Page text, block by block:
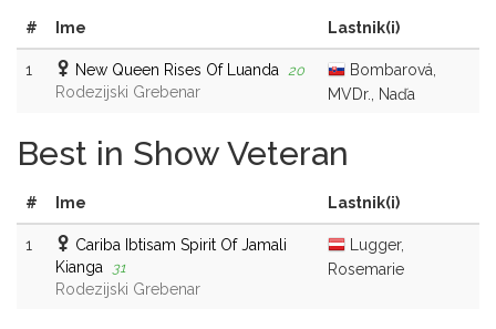
# Ime Lastnik(i)
1 New Queen Rises Of Luanda 20
Rodezijski Grebenar
Bombarová,
MVDr., Naďa
Best in Show Veteran
# Ime Lastnik(i)
1
Cariba Ibtisam Spirit Of Jamali
Kianga
31
Rodezijski Grebenar
Lugger,
Rosemarie